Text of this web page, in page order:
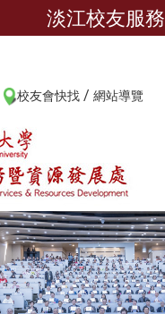
淡江校友服
校友會快找 / 網站導覽